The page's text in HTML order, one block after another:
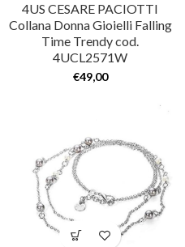
4US CESARE PACIOTTI
Collana Donna Gioielli Falling
Time Trendy cod.
4UCL2571W
€49,00